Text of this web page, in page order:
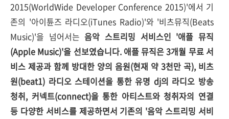
2015(WorldWide Developer Conference 2015)'에서 기
존의 '아이튠즈 라디오(iTunes Radio)'와 '비츠뮤직(Beats
Music)'을 넘어서는 음악 스트리밍 서비스인 '애플 뮤직
(Apple Music)'을 선보였습니다. 애플 뮤직은 3개월 무료 서
비스 제공과 함께 방대한 양의 음원(현재 약 3천만 곡), 비츠
원(beat1) 라디오 스테이션을 통한 유명 dj의 라디오 방송
청취, 커넥트(connect)을 통한 아티스트와 청취자의 연결
등 다양한 서비스를 제공하면서 기존의 '음악 스트리밍 서비